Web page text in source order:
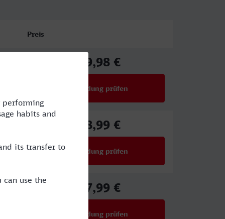
Preis
69,98 €
Verbindung prüfen
88,99 €
Verbindung prüfen
27,99 €
Verbindung prüfen